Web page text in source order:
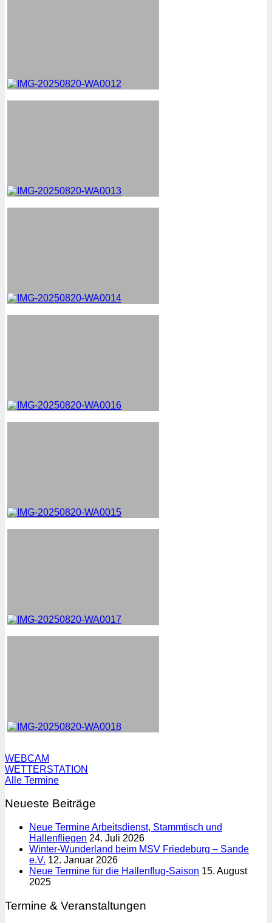
WEBCAM
WETTERSTATION
Alle Termine
Neueste Beiträge
Neue Termine Arbeitsdienst, Stammtisch und
Hallenfliegen 24. Juli 2026
Winter-Wunderland beim MSV Friedeburg – Sande
e.V. 12. Januar 2026
Neue Termine für die Hallenflug-Saison 15. August
2025
Termine & Veranstaltungen